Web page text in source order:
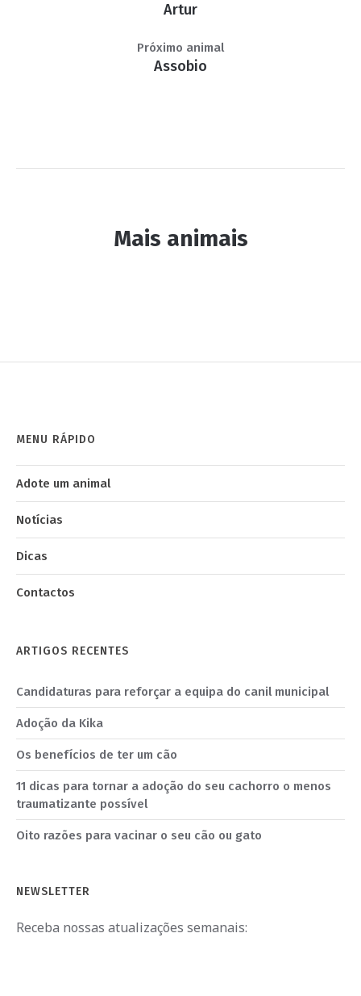
Artur
Assobio
Próximo animal
Mais animais
MENU RÁPIDO
Adote um animal
Notícias
Dicas
Contactos
ARTIGOS RECENTES
Candidaturas para reforçar a equipa do canil municipal
Adoção da Kika
Os benefícios de ter um cão
11 dicas para tornar a adoção do seu cachorro o menos
traumatizante possível
Oito razões para vacinar o seu cão ou gato
NEWSLETTER
Receba nossas atualizações semanais: